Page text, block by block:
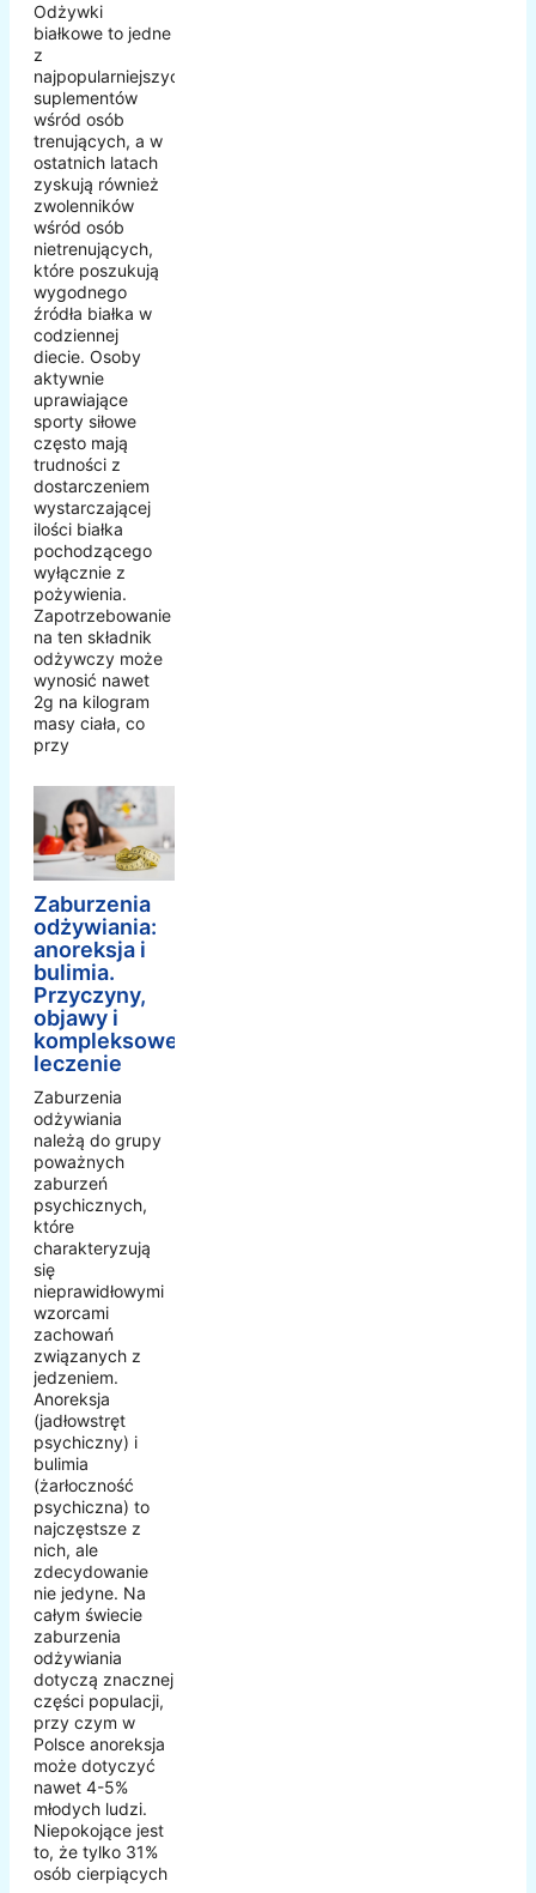
Odżywki
białkowe to jedne
z
najpopularniejszych
suplementów
wśród osób
trenujących, a w
ostatnich latach
zyskują również
zwolenników
wśród osób
nietrenujących,
które poszukują
wygodnego
źródła białka w
codziennej
diecie. Osoby
aktywnie
uprawiające
sporty siłowe
często mają
trudności z
dostarczeniem
wystarczającej
ilości białka
pochodzącego
wyłącznie z
pożywienia.
Zapotrzebowanie
na ten składnik
odżywczy może
wynosić nawet
2g na kilogram
masy ciała, co
przy
Zaburzenia
odżywiania:
anoreksja i
bulimia.
Przyczyny,
objawy i
kompleksowe
leczenie
Zaburzenia
odżywiania
należą do grupy
poważnych
zaburzeń
psychicznych,
które
charakteryzują
się
nieprawidłowymi
wzorcami
zachowań
związanych z
jedzeniem.
Anoreksja
(jadłowstręt
psychiczny) i
bulimia
(żarłoczność
psychiczna) to
najczęstsze z
nich, ale
zdecydowanie
nie jedyne. Na
całym świecie
zaburzenia
odżywiania
dotyczą znacznej
części populacji,
przy czym w
Polsce anoreksja
może dotyczyć
nawet 4-5%
młodych ludzi.
Niepokojące jest
to, że tylko 31%
osób cierpiących